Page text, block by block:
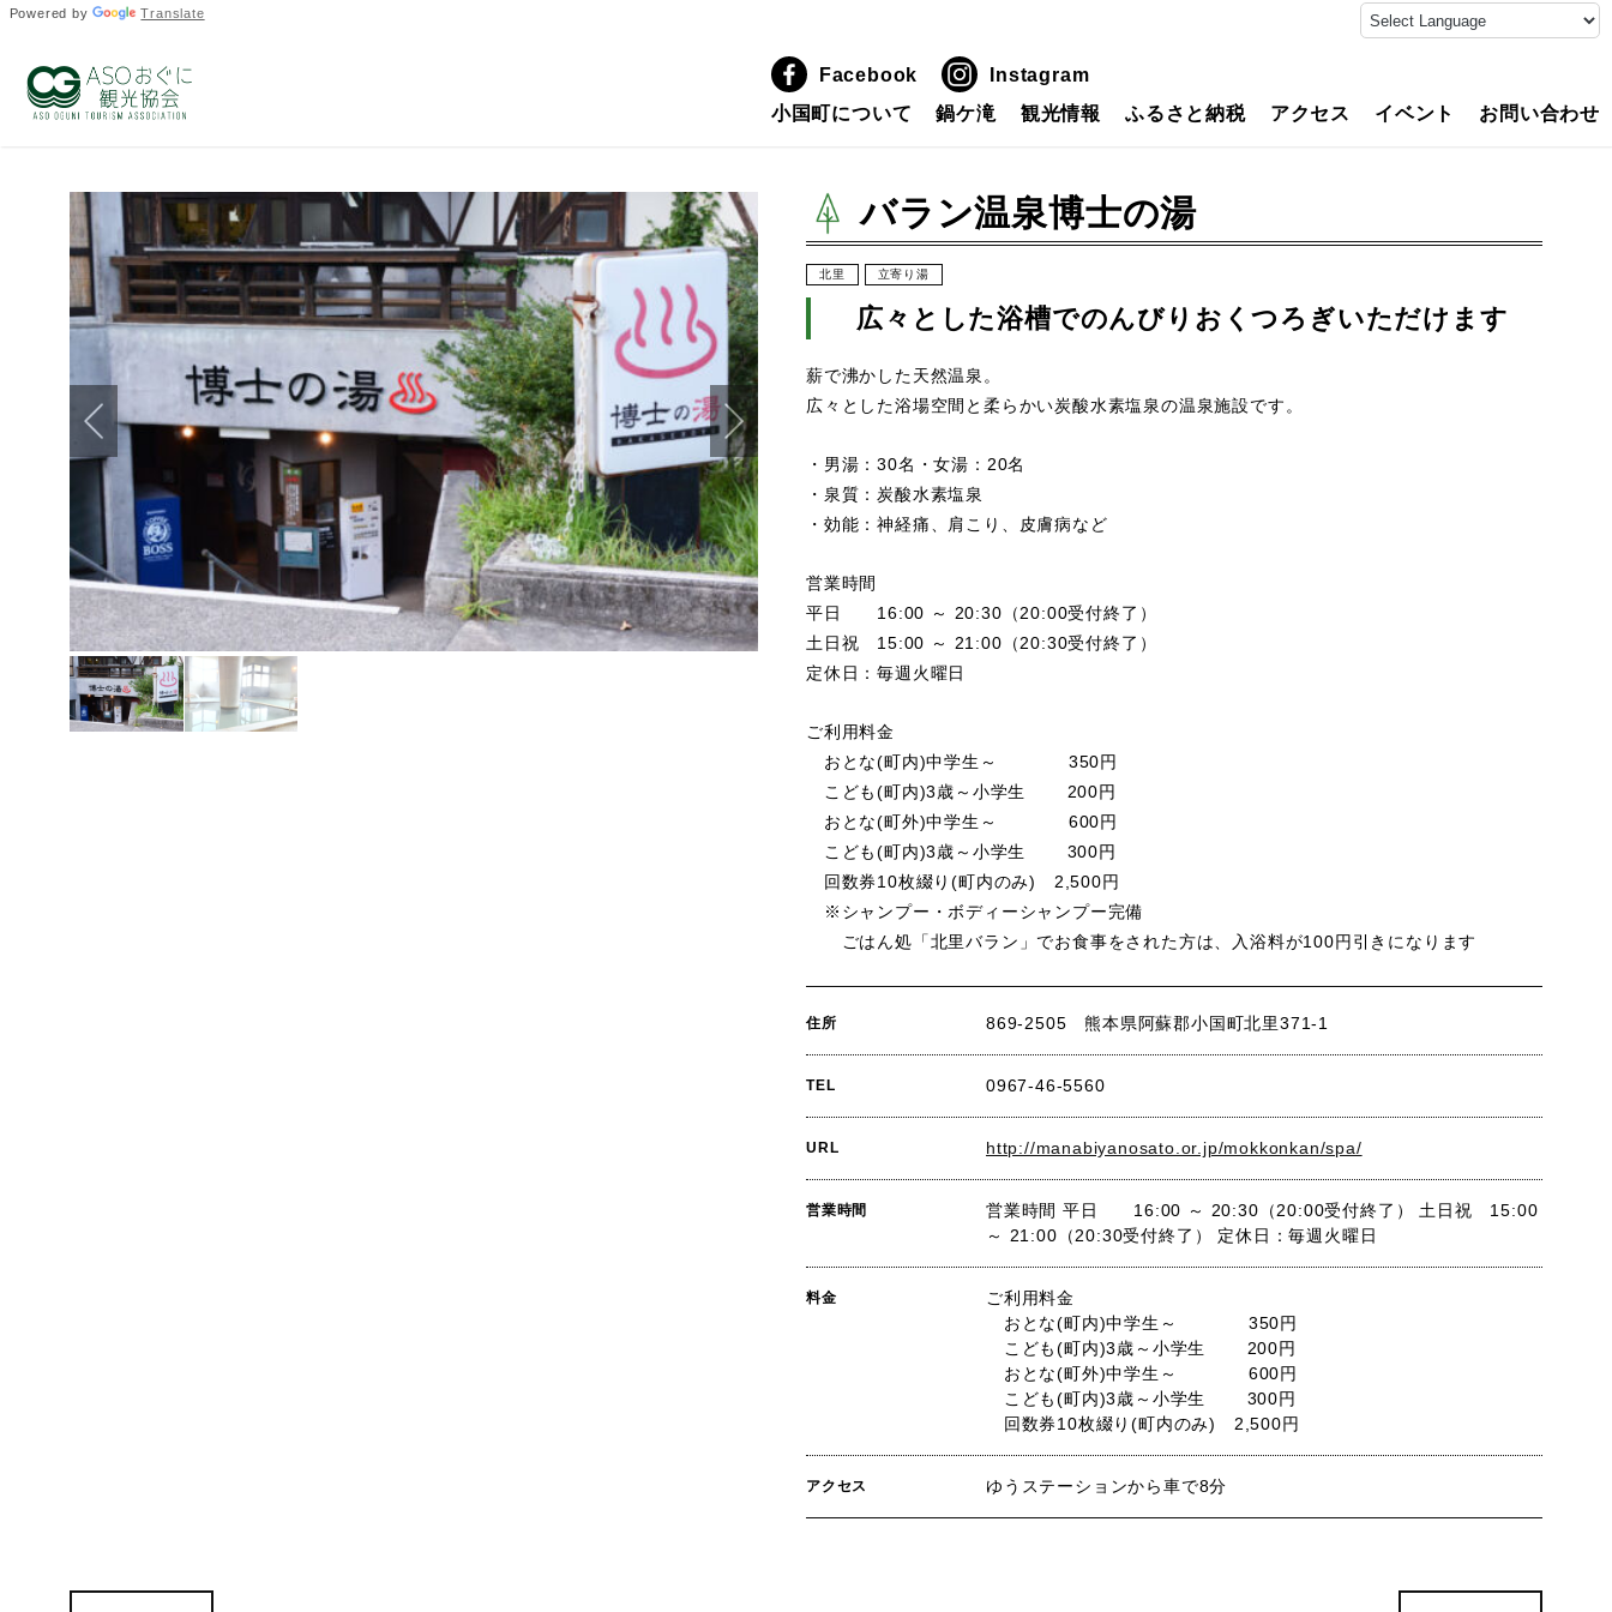
Powered by Translate
Facebook
Instagram
小国町について
鍋ケ滝 観光情報 ふるさと納税 アクセス イベント お問い合わせ
TOP >観光情報> バラン温泉博士の湯
バラン温泉博士の湯
北里 立寄り湯
広々とした浴槽でのんびりおくつろぎいただけます
薪で沸かした天然温泉。
広々とした浴場空間と柔らかい炭酸水素塩泉の温泉施設です。
・男湯：30名・女湯：20名
・泉質：炭酸水素塩泉
・効能：神経痛、肩こり、皮膚病など
営業時間
平日 16:00 ～ 20:30（20:00受付終了）
土日祝 15:00 ～ 21:00（20:30受付終了）
定休日：毎週火曜日
ご利用料金
おとな(町内)中学生～ 350円
こども(町内)3歳～小学生 200円
おとな(町外)中学生～ 600円
こども(町内)3歳～小学生 300円
回数券10枚綴り(町内のみ) 2,500円
※シャンプー・ボディーシャンプー完備
ごはん処「北里バラン」でお食事をされた方は、入浴料が100円引きになります
住所 869-2505 熊本県阿蘇郡小国町北里371-1
TEL 0967-46-5560
URL http://manabiyanosato.or.jp/mokkonkan/spa/
営業時間
営業時間 平日 16:00 ～ 20:30（20:00受付終了） 土日祝 15:00
～ 21:00（20:30受付終了） 定休日：毎週火曜日
料金
ご利用料金
おとな(町内)中学生～ 350円
こども(町内)3歳～小学生 200円
おとな(町外)中学生～ 600円
こども(町内)3歳～小学生 300円
回数券10枚綴り(町内のみ) 2,500円
アクセス ゆうステーションから車で8分